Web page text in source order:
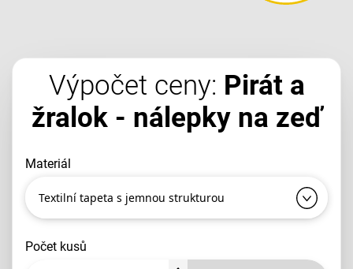
Výpočet ceny: Pirát a
žralok - nálepky na zeď
materiál
Textilní tapeta s jemnou strukturou
počet kusů